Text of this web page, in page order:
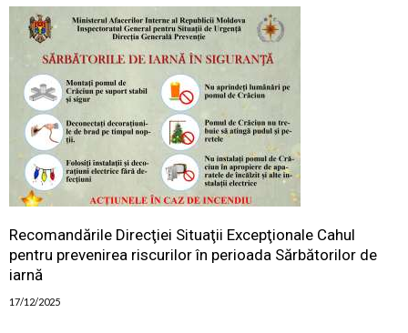
Recomandările Direcţiei Situaţii Excepţionale Cahul
pentru prevenirea riscurilor în perioada Sărbătorilor de
iarnă
17/12/2025